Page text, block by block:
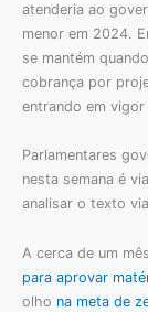
atenderia ao
menor em 2024.
se mantém
cobrança por
entrando em
Parlamentares
nesta semana é
analisar o texto
A cerca de um
para aprovar
olho na meta de